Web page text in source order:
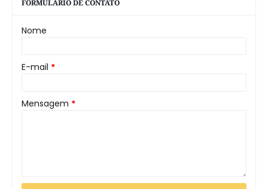
FORMULÁRIO DE CONTATO
Nome
E-mail *
Mensagem *